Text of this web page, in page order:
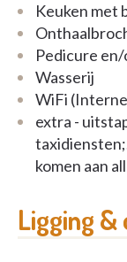
Keuken met
Pedicure
Wasserij
WiFi
extra -
komen aan
Ligging &